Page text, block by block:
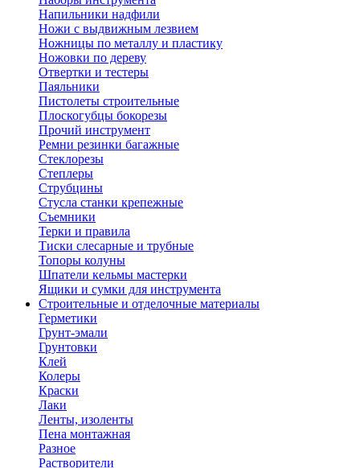
Напильники надфили
Ножи с выдвижным лезвием
Ножницы по металлу и пластику
Ножовки по дереву
Отвертки и тестеры
Паяльники
Пистолеты строительные
Плоскогубцы бокорезы
Прочий инструмент
Ремни резинки багажные
Стеклорезы
Степлеры
Струбцины
Стусла станки крепежные
Съемники
Терки и правила
Тиски слесарные и трубные
Топоры колуны
Шпатели кельмы мастерки
Ящики и сумки для инструмента
Строительные и отделочные материалы
Герметики
Грунт-эмали
Грунтовки
Клей
Колеры
Краски
Лаки
Ленты, изоленты
Пена монтажная
Разное
Растворители